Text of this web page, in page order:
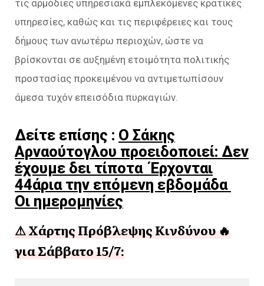
τις αρμόδιες υπηρεσιακά εμπλεκόμενες κρατικές
υπηρεσίες, καθώς και τις περιφέρειες και τους
δήμους των ανωτέρω περιοχών, ώστε να
βρίσκονται σε αυξημένη ετοιμότητα πολιτικής
προστασίας προκειμένου να αντιμετωπίσουν
άμεσα τυχόν επεισόδια πυρκαγιών.
Δείτε επίσης : Ο Σάκης
Αρναούτογλου προειδοποιεί: Δεν
έχουμε δει τίποτα Έρχονται
44άρια την επόμενη εβδομάδα
Οι ημερομηνίες
⚠ Χάρτης Πρόβλεψης Κινδύνου 🔥
για Σάββατο 15/7: